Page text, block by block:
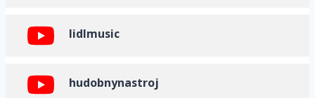
lidlmusic
hudobnynastroj